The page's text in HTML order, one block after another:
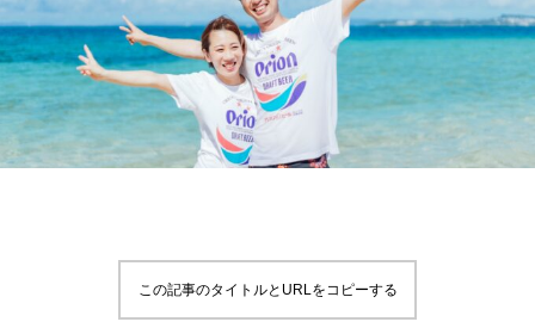
この記事のタイトルとURLをコピーする